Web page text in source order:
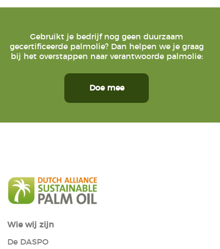
Gebruikt je bedrijf nog geen duurzaam
gecertificeerde palmolie? Dan helpen we je graag
bij het overstappen naar verantwoorde palmolie:
Doe mee
Wie wij zijn
De DASPO